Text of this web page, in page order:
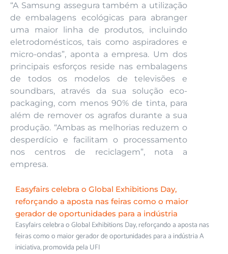
“A Samsung assegura também a utilização
de embalagens ecológicas para abranger
uma maior linha de produtos, incluindo
eletrodomésticos, tais como aspiradores e
micro-ondas”, aponta a empresa. Um dos
principais esforços reside nas embalagens
de todos os modelos de televisões e
soundbars, através da sua solução eco-
packaging, com menos 90% de tinta, para
além de remover os agrafos durante a sua
produção. “Ambas as melhorias reduzem o
desperdício e facilitam o processamento
nos centros de reciclagem”, nota a
empresa.
Easyfairs celebra o Global Exhibitions Day,
reforçando a aposta nas feiras como o maior
gerador de oportunidades para a indústria
Easyfairs celebra o Global Exhibitions Day, reforçando a aposta nas
feiras como o maior gerador de oportunidades para a indústria A
iniciativa, promovida pela UFI